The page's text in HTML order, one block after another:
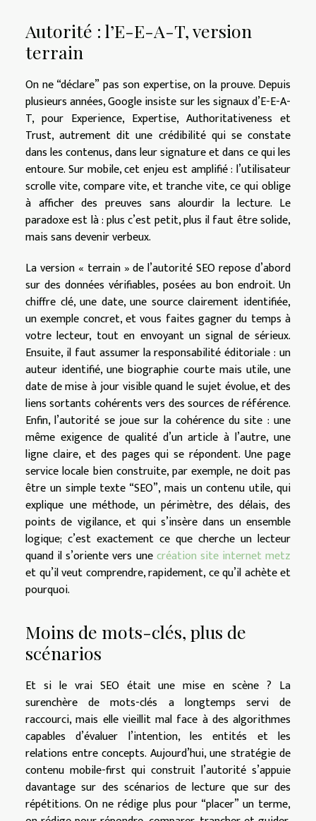
Autorité : l’E-E-A-T, version
terrain
On ne “déclare” pas son expertise, on la prouve. Depuis
plusieurs années, Google insiste sur les signaux d’E-E-A-
T, pour Experience, Expertise, Authoritativeness et
Trust, autrement dit une crédibilité qui se constate
dans les contenus, dans leur signature et dans ce qui les
entoure. Sur mobile, cet enjeu est amplifié : l’utilisateur
scrolle vite, compare vite, et tranche vite, ce qui oblige
à afficher des preuves sans alourdir la lecture. Le
paradoxe est là : plus c’est petit, plus il faut être solide,
mais sans devenir verbeux.
La version « terrain » de l’autorité SEO repose d’abord
sur des données vérifiables, posées au bon endroit. Un
chiffre clé, une date, une source clairement identifiée,
un exemple concret, et vous faites gagner du temps à
votre lecteur, tout en envoyant un signal de sérieux.
Ensuite, il faut assumer la responsabilité éditoriale : un
auteur identifié, une biographie courte mais utile, une
date de mise à jour visible quand le sujet évolue, et des
liens sortants cohérents vers des sources de référence.
Enfin, l’autorité se joue sur la cohérence du site : une
même exigence de qualité d’un article à l’autre, une
ligne claire, et des pages qui se répondent. Une page
service locale bien construite, par exemple, ne doit pas
être un simple texte “SEO”, mais un contenu utile, qui
explique une méthode, un périmètre, des délais, des
points de vigilance, et qui s’insère dans un ensemble
logique; c’est exactement ce que cherche un lecteur
quand il s’oriente vers unecréation site internet metz
et qu’il veut comprendre, rapidement, ce qu’il achète et
pourquoi.
Moins de mots-clés, plus de
scénarios
Et si le vrai SEO était une mise en scène ? La
surenchère de mots-clés a longtemps servi de
raccourci, mais elle vieillit mal face à des algorithmes
capables d’évaluer l’intention, les entités et les
relations entre concepts. Aujourd’hui, une stratégie de
contenu mobile-first qui construit l’autorité s’appuie
davantage sur des scénarios de lecture que sur des
répétitions. On ne rédige plus pour “placer” un terme,